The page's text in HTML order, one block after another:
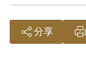
參考資料：
分享